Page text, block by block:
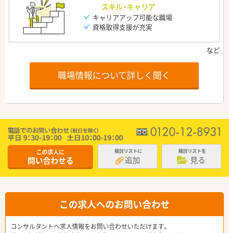
スキル・キャリア
キャリアアップ可能な職場
資格取得支援が充実
職場情報について詳しく聞く
この求人に
問い合わせる
検討リストに
追加
検討リストを
見る
この求人へのお問い合わせ
コンサルタントへ求人情報をお問い合わせいただけます。